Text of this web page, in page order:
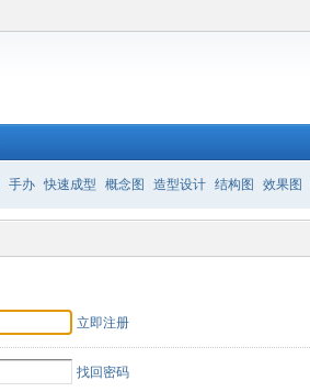
手办 快速成型 概念图 造型设计 结构图 效果图
立即注册
找回密码